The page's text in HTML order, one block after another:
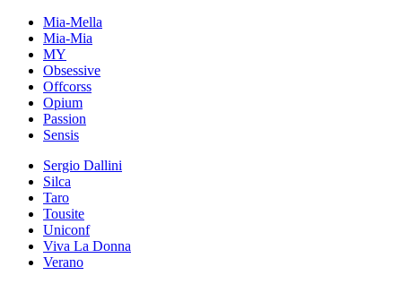
Mia-Mella
Mia-Mia
MY
Obsessive
Offcorss
Opium
Passion
Sensis
Sergio Dallini
Silca
Taro
Tousite
Uniconf
Viva La Donna
Verano